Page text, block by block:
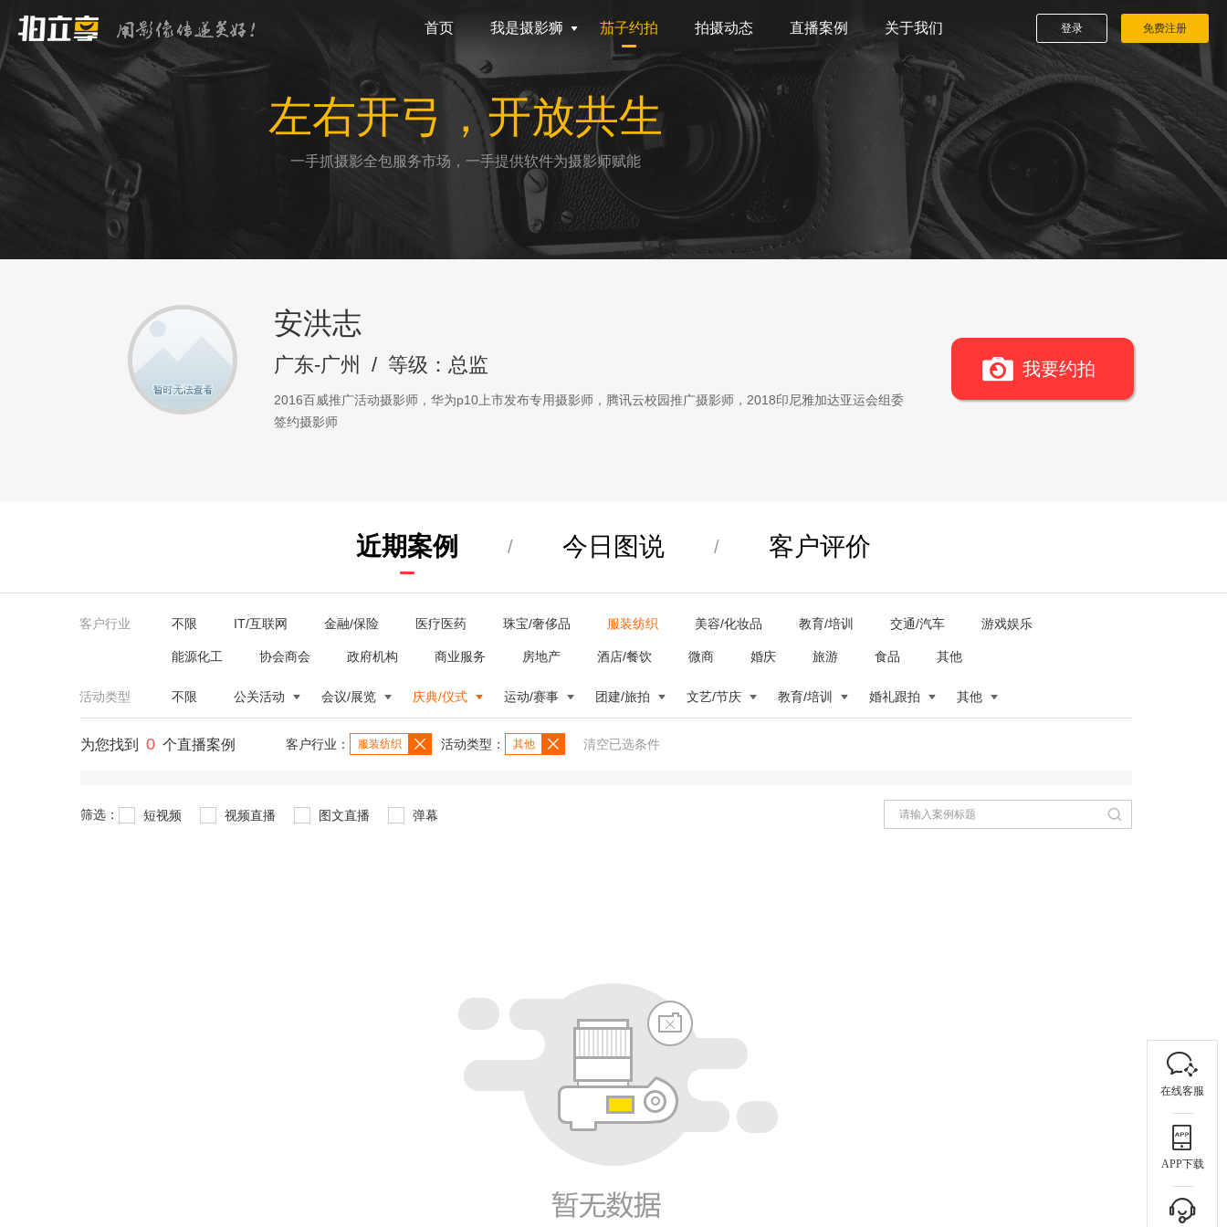
首页 我是摄影狮 茄子约拍 拍摄动态 直播案例 关于我们 登录 免费注册
左右开弓，开放共生
一手抓摄影全包服务市场，一手提供软件为摄影师赋能
安洪志
广东-广州 / 等级：总监
2016百威推广活动摄影师，华为p10上市发布专用摄影师，腾讯云校园推广摄影师，2018印尼雅加达亚运会组委
签约摄影师
我要约拍
近期案例 / 今日图说 / 客户评价
客户行业 不限 IT/互联网 金融/保险 医疗医药 珠宝/奢侈品 服装纺织 美容/化妆品 教育/培训 交通/汽车 游戏娱乐
能源化工 协会商会 政府机构 商业服务 房地产 酒店/餐饮 微商 婚庆 旅游 食品 其他
活动类型 不限 公关活动 会议/展览 庆典/仪式 运动/赛事 团建/旅拍 文艺/节庆 教育/培训 婚礼跟拍 其他
为您找到 0 个直播案例 客户行业： 服装纺织 活动类型： 其他 清空已选条件
筛选： 短视频 视频直播 图文直播 弹幕
在线客服
APP下载